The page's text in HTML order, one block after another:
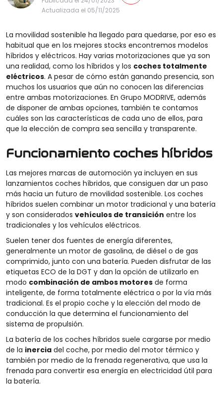
Actualizada el 05/11/2025
La movilidad sostenible ha llegado para quedarse, por eso es
habitual que en los mejores stocks encontremos modelos
híbridos y eléctricos. Hay varias motorizaciones que ya son
una realidad, como los híbridos y los coches totalmente
eléctricos. A pesar de cómo están ganando presencia, son
muchos los usuarios que aún no conocen las diferencias
entre ambas motorizaciones. En Grupo MODRIVE, además
de disponer de ambas opciones, también te contamos
cuáles son las características de cada uno de ellos, para
que la elección de compra sea sencilla y transparente.
Funcionamiento coches híbridos
Las mejores marcas de automoción ya incluyen en sus
lanzamientos coches híbridos, que consiguen dar un paso
más hacia un futuro de movilidad sostenible. Los coches
híbridos suelen combinar un motor tradicional y una batería
y son considerados vehículos de transición entre los
tradicionales y los vehículos eléctricos.
Suelen tener dos fuentes de energía diferentes,
generalmente un motor de gasolina, de diésel o de gas
comprimido, junto con una batería. Pueden disfrutar de las
etiquetas ECO de la DGT y dan la opción de utilizarlo en
modo combinación de ambos motores de forma
inteligente, de forma totalmente eléctrica o por la vía más
tradicional. Es el propio coche y la elección del modo de
conducción la que determina el funcionamiento del
sistema de propulsión.
La batería de los coches híbridos suele cargarse por medio
de la inercia del coche, por medio del motor térmico y
también por medio de la frenada regenerativa, que usa la
frenada para convertir esa energía en electricidad útil para
la batería.